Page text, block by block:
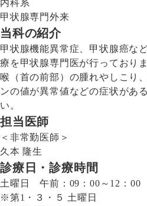
内科系
甲状腺専門外来
当科の紹介
甲状腺機能異常症、甲状腺癌な
療を甲状腺専門医が行っておりま
喉（首の前部）の腫れやしこり
ンの値が異常値などの症状があ
い。
担当医師
＜非常勤医師＞
久本 隆生
診療日・診療時間
土曜日 午前：09：00～12：00
※第1・３・５ 土曜日